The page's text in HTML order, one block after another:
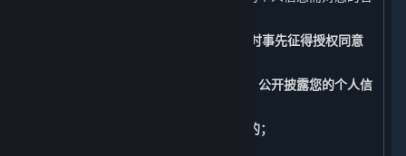
（四） 共享、转让、公开披露个人信息时事先征得授权同意
请注意，以下情形中，我们共享、转让、公开披露您的个人信
1. 与我们履行法律法规规定的义务相关的；